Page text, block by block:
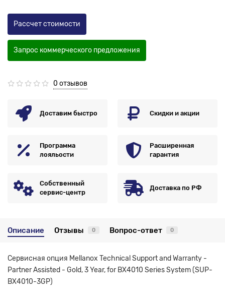
Рассчет стоимости
Запрос коммерческого предложения
0 отзывов
Доставим быстро Скидки и акции
Программа
лояльости
Расширенная
гарантия
Собственный
сервис-центр
Доставка по РФ
Описание Отзывы 0 Вопрос-ответ 0
Сервисная опция Mellanox Technical Support and Warranty -
Partner Assisted - Gold, 3 Year, for BX4010 Series System (SUP-
BX4010-3GP)